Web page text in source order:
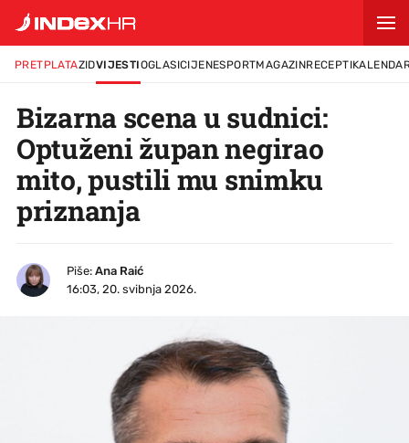
PRETPLATAZIDVIJESTIOGLASICIJENESPORTMAGAZINRECEPTI
Bizarna scena u sudnici:
Optuženi župan negirao
mito, pustili mu snimku
priznanja
Piše: Ana Raić
16:03, 20. svibnja 2026.